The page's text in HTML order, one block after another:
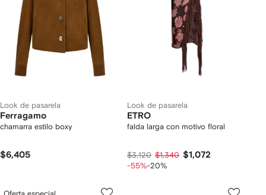
Look de pasarela
Ferragamo
chamarra estilo boxy
$6,405
Look de pasarela
ETRO
falda larga con motivo floral
$3,120 $1,340 $1,072
-55%-20%